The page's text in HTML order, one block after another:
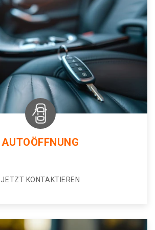
AUTOÖFFNUNG
JETZT KONTAKTIEREN